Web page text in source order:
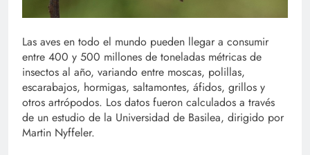
Las aves en todo el mundo pueden llegar a consumir
entre 400 y 500 millones de toneladas métricas de
insectos al año, variando entre moscas, polillas,
escarabajos, hormigas, saltamontes, áfidos, grillos y
otros artrópodos. Los datos fueron calculados a través
de un estudio de la Universidad de Basilea, dirigido por
Martin Nyffeler.